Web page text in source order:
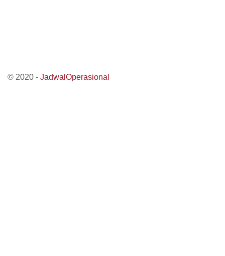
© 2020 - JadwalOperasional